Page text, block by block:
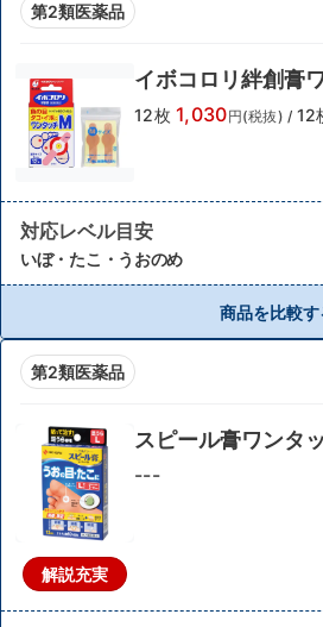
第2類医薬品
イボコロリ絆創膏
12枚 1,030円(税抜) / 12
対応レベル目安
いぼ・たこ・うおのめ
商品を比較す
第2類医薬品
解説充実
スピール膏ワンタ
---